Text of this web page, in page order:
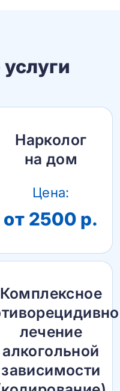
Нарколог
на дом
Цена:
от 2500 р.
Комплексное
лечение
алкогольной
зависимости